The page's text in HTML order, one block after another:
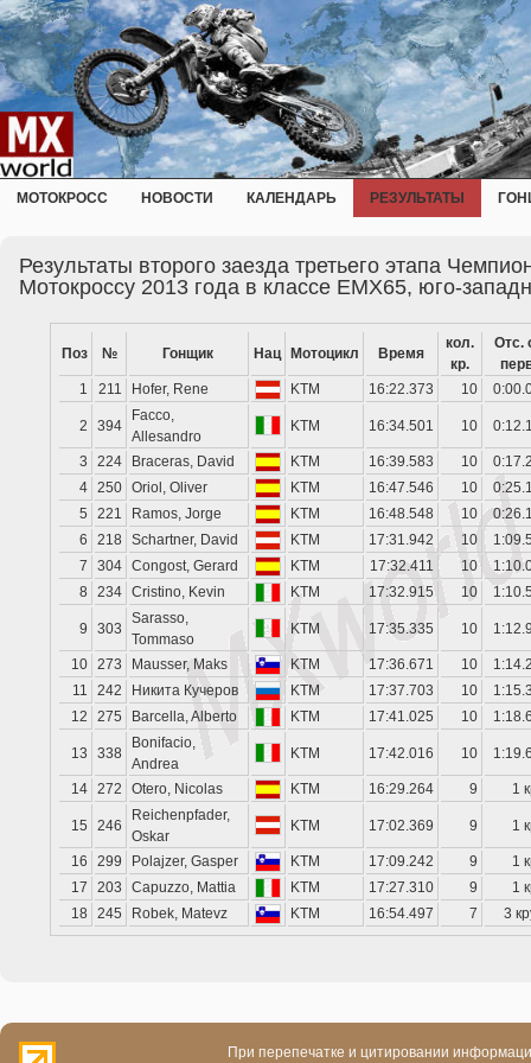
МОТОКРОСС НОВОСТИ КАЛЕНДАРЬ РЕЗУЛЬТАТЫ
Результаты второго заезда третьего этапа
Мотокроссу 2013 года в классе EMX65, юго-
Поз № Гонщик Нац Мотоцикл Время
кол.
кр.
Отс.
1
211 Hofer, Rene KTM 16:22.373 10
2 394
Facco,
Allesandro
KTM 16:34.501 10
3 224 Braceras, David KTM 16:39.583 10
4 250 Oriol, Oliver KTM 16:47.546 10
5
221 Ramos, Jorge KTM 16:48.548 10
6
218 Schartner, David KTM 17:31.942 10
7
304 Congost, Gerard KTM 17:32.411 10
8
234 Cristino, Kevin KTM 17:32.915 10
9 303
Sarasso,
Tommaso
KTM 17:35.335 10
10 273 Mausser, Maks KTM 17:36.671 10
11
242 Никита Кучеров KTM 17:37.703 10
12
275 Barcella, Alberto KTM 17:41.025 10
13 338
Bonifacio,
Andrea
KTM 17:42.016 10
14 272 Otero, Nicolas KTM 16:29.264 9 1
15 246
Reichenpfader,
Oskar
KTM 17:02.369 9 1
16 299 Polajzer, Gasper KTM 17:09.242 9
1
17
203 Capuzzo, Mattia KTM 17:27.310 9
1
18
245 Robek, Matevz KTM 16:54.497 7 3
При перепечатке и цитировании